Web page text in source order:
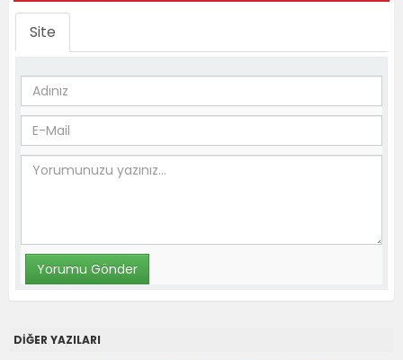
Site
DİĞER YAZILARI